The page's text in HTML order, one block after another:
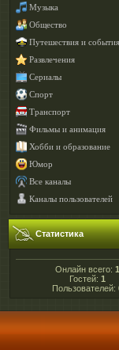
Музыка
Общество
Путешествия и события
Развлечения
Сериалы
Спорт
Транспорт
Фильмы и анимация
Хобби и образование
Юмор
Все каналы
Каналы пользователей
Статистика
Онлайн всего: 1
Гостей: 1
Пользователей: